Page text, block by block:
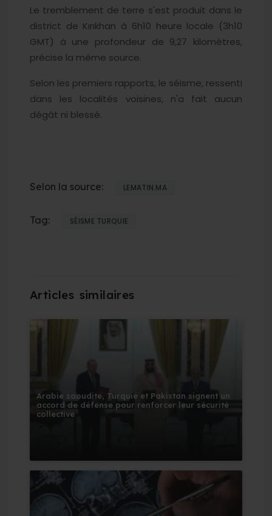
Le tremblement de terre s'est produit dans le
district de Kırıkhan à 6h10 heure locale (3h10
GMT) à une profondeur de 9,27 kilomètres,
précise la même source.
Selon les premiers rapports, le séisme, ressenti
dans les localités voisines, n'a fait aucun
dégât ni blessé.
Selon la source: LEMATIN.MA
Tag: SÉISME TURQUIE
Arabie saoudite, Turquie et Pakistan signent un
accord de défense pour renforcer leur sécurité
collective